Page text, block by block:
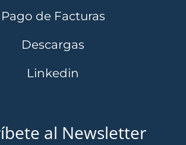
Pago de Facturas
Descargas
Linkedin
al Newsletter